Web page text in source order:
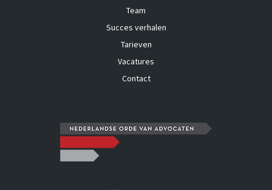
Team
Succes verhalen
Tarieven
Vacatures
Contact